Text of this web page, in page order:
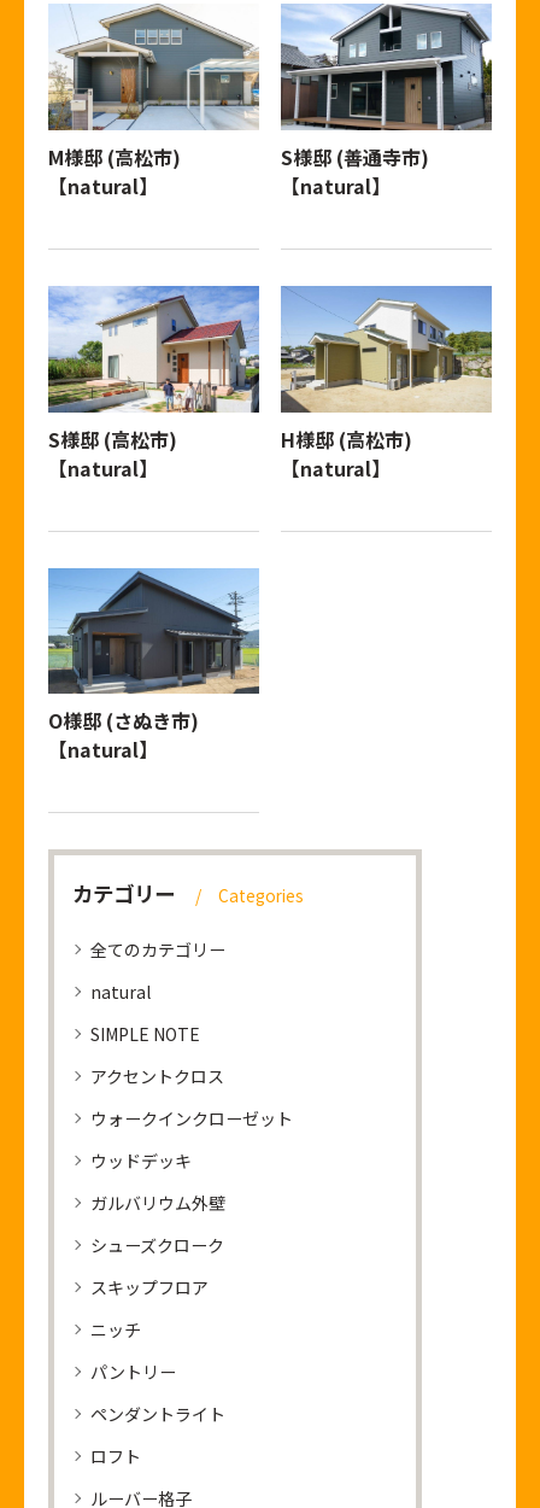
M様邸 (高松市)
【natural】
S様邸 (善通寺市)
【natural】
S様邸 (高松市)
【natural】
H様邸 (高松市)
【natural】
O様邸 (さぬき市)
【natural】
カテゴリー Categories
全てのカテゴリー
natural
SIMPLE NOTE
アクセントクロス
ウォークインクローゼット
ウッドデッキ
ガルバリウム外壁
シューズクローク
スキップフロア
ニッチ
パントリー
ペンダントライト
ロフト
ルーバー格子